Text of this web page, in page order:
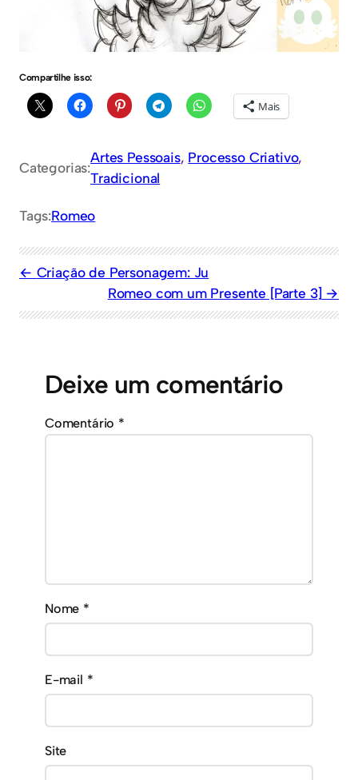
Compartilhe isso:
Mais
Categorias:
Artes Pessoais, Processo Criativo
Tradicional
Tags:Romeo
Criação de Personagem: Ju
Romeo com um Presente [Parte 3]
Deixe um comentário
Comentário *
Nome *
E-mail *
Site